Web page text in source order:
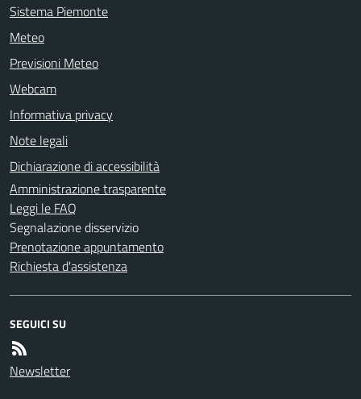
Sistema Piemonte
Meteo
Previsioni Meteo
Webcam
Informativa privacy
Note legali
Dichiarazione di accessibilità
Amministrazione trasparente
Leggi le FAQ
Segnalazione disservizio
Prenotazione appuntamento
Richiesta d'assistenza
SEGUICI SU
Newsletter